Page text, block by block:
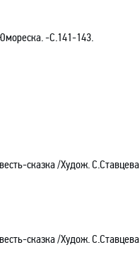
-С.141-143.
сказка /Худож.
сказка /Худож.